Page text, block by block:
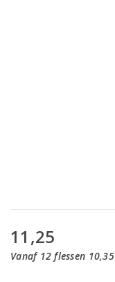
11,25
Vanaf 12 flessen